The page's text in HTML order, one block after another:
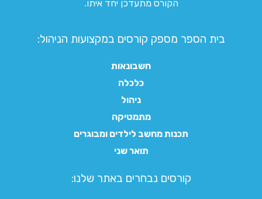
הקורס מתעדכן יחד איתו.
בית הספר מספק קורסים במקצועות הניהול:
חשבונאות
כלכלה
ניהול
מתמטיקה
תכנות מחשב לילדים ומבוגרים
תואר שני
קורסים נבחרים באתר שלנו:​